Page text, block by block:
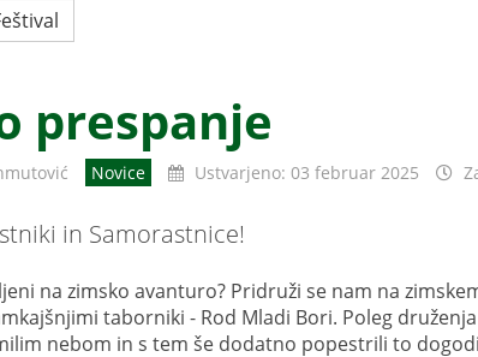
prespanje
Novice Ustvarjeno: 03 februar 2025
in Samorastnice!
na zimsko avanturo? Pridruži se nam na
taborniki - Rod Mladi Bori. Poleg
nebom in s tem še dodatno popestrili to